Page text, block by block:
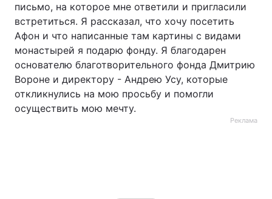
письмо, на которое мне ответили и пригласили
встретиться. Я рассказал, что хочу посетить
Афон и что написанные там картины с видами
монастырей я подарю фонду. Я благодарен
основателю благотворительного фонда Дмитрию
Вороне и директору - Андрею Усу, которые
откликнулись на мою просьбу и помогли
осуществить мою мечту.
Реклама